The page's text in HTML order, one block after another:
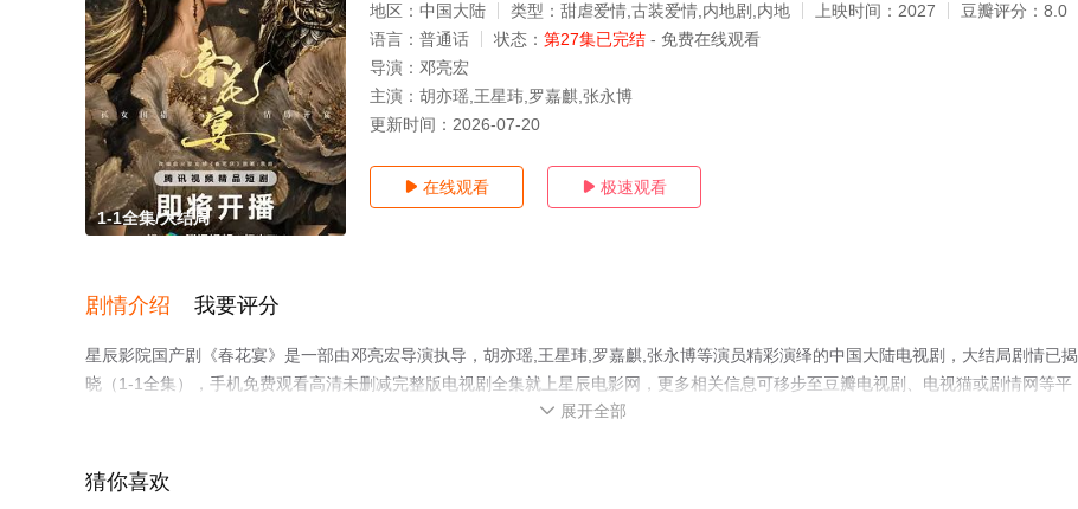
1-1全集/大结局
地区： 中国大陆 类型： 甜虐爱情,古装爱情,内地剧,内地 上映时间： 2027 豆瓣评分： 8.0
语言： 普通话 状态： 第27集已完结 - 免费在线观看
导演： 邓亮宏
主演： 胡亦瑶,王星玮,罗嘉麒,张永博
更新时间： 2026-07-20
 在线观看  极速观看
剧情介绍 我要评分
星辰影院国产剧《春花宴》是一部由邓亮宏导演执导，胡亦瑶,王星玮,罗嘉麒,张永博等演员精彩演绎的中国大陆电视剧，大结局剧情已揭
晓（1-1全集），手机免费观看高清未删减完整版电视剧全集就上星辰电影网，更多相关信息可移步至豆瓣电视剧、电视猫或剧情网等平
 展开全部
猜你喜欢